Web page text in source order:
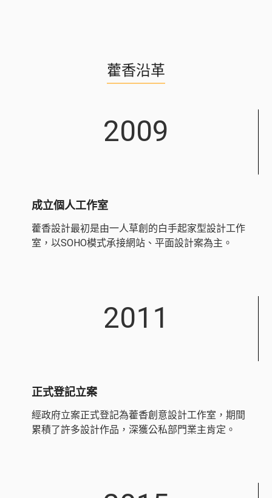
藿香沿革
2009
成立個人工作室
藿香設計最初是由一人草創的白手起家型設計工作
室，以SOHO模式承接網站、平面設計案為主。
2011
正式登記立案
經政府立案正式登記為藿香創意設計工作室，期間
累積了許多設計作品，深獲公私部門業主肯定。